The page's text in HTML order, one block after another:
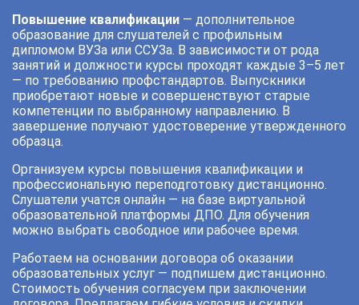
Повышение квалификации — дополнительное
образование для слушателей с профильным
дипломом ВУЗа или ССУЗа. В зависимости от рода
занятий и должности курсы проходят каждые 3–5 лет
— по требованию профстандартов. Выпускники
приобретают новые и совершенствуют старые
компетенции по выбранному направлению. В
завершение получают удостоверение утвержденного
образца.
Организуем курсы повышения квалификации и
профессиональную переподготовку дистанционно.
Слушатели учатся онлайн — на базе виртуальной
образовательной платформы ДПО. Для обучения
можно выбрать свободное или рабочее время.
Работаем на основании договора об оказании
образовательных услуг — подпишем дистанционно.
Стоимость обучения согласуем при заключении